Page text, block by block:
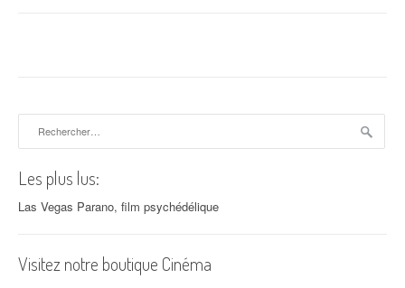
Les plus lus:
Las Vegas Parano, film psychédélique
Visitez notre boutique Cinéma